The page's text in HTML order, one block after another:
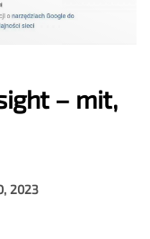
– mit,
2023